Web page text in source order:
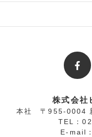
株式会社
本社 〒955-0004
TEL：
E-mail